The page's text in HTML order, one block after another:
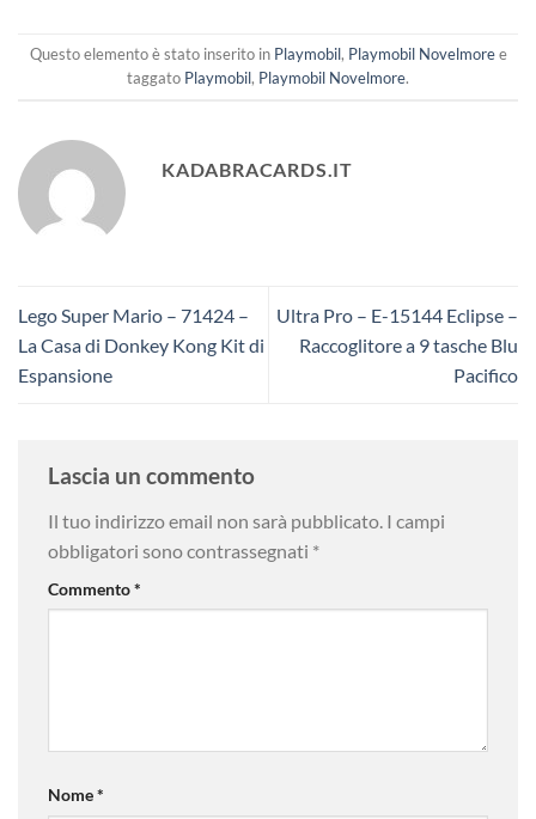
Questo elemento è stato inserito in Playmobil, Playmobil Novelmoree
taggato Playmobil, Playmobil Novelmore.
KADABRACARDS.IT
Lego Super Mario – 71424 –
La Casa di Donkey Kong Kit di
Espansione
Ultra Pro – E-15144 Eclipse –
Raccoglitore a 9 tasche Blu
Pacifico
Lascia un commento
Il tuo indirizzo email non sarà pubblicato. I campi
obbligatori sono contrassegnati *
Commento*
Nome*